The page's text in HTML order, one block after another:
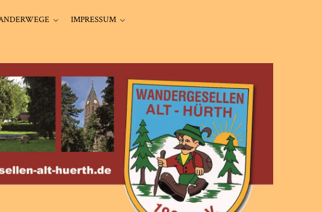
IMPRESSUM